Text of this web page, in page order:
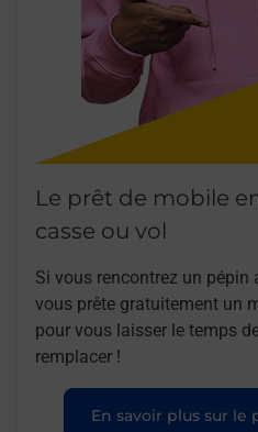
Le prêt de mobile
casse ou vol
Si vous rencontrez un pépin
vous prête gratuitement un
pour vous laisser le temps
remplacer !
En savoir plus sur le